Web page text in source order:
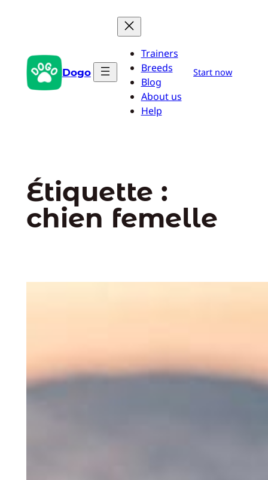
Dogo
Trainers
Breeds
Blog
About us
Help
Start now
Étiquette :
chien femelle